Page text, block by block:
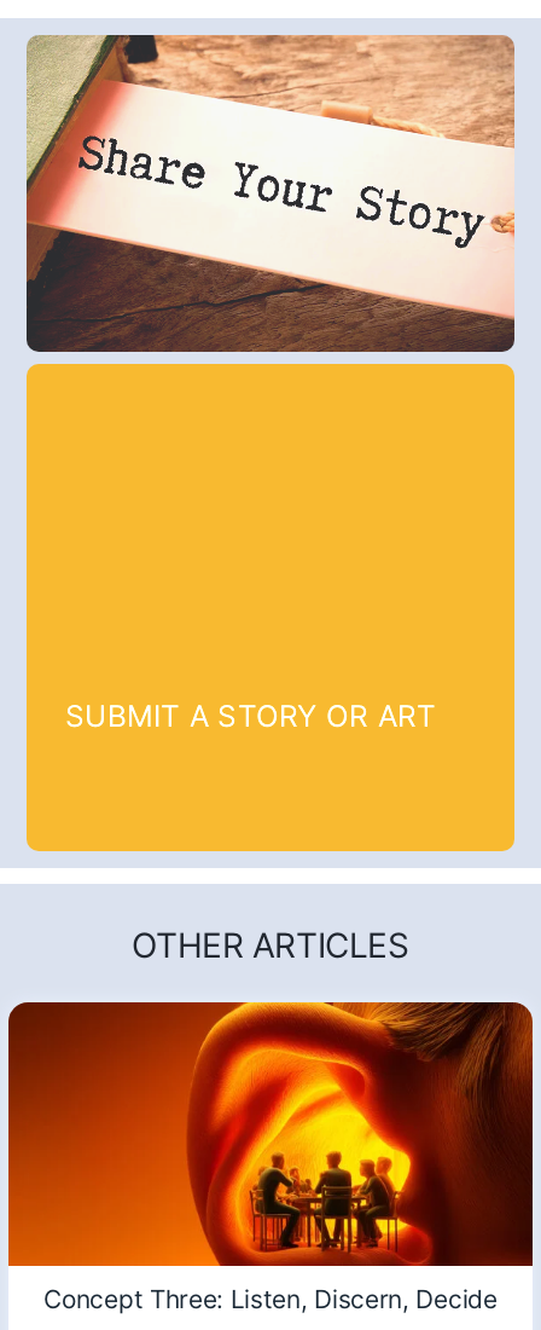
SUBMIT A STORY OR ART
OTHER ARTICLES
Concept Three: Listen, Discern, Decide